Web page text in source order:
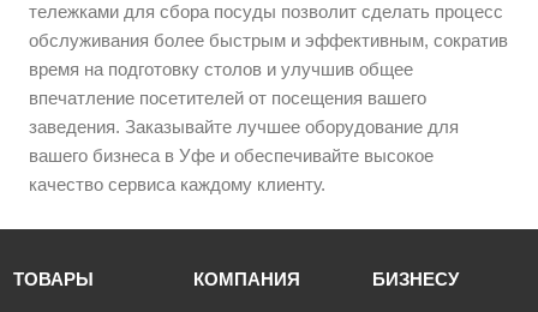
тележками для сбора посуды позволит сделать процесс
обслуживания более быстрым и эффективным, сократив
время на подготовку столов и улучшив общее
впечатление посетителей от посещения вашего
заведения. Заказывайте лучшее оборудование для
вашего бизнеса в Уфе и обеспечивайте высокое
качество сервиса каждому клиенту.
ТОВАРЫ КОМПАНИЯ БИЗНЕСУ